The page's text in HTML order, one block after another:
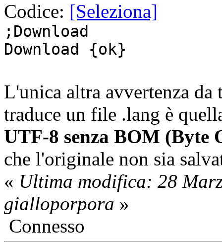
Codice: [Seleziona]
;Download
Download {ok}
L'unica altra avvertenza da
traduce un file .lang è
UTF-8 senza BOM (Byte
che l'originale non sia
« Ultima modifica: 28
gialloporpora »
Connesso